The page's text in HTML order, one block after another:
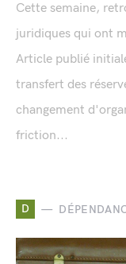
Cette semaine,
juridiques qui ont
Article publié
transfert des
changement
friction...
D